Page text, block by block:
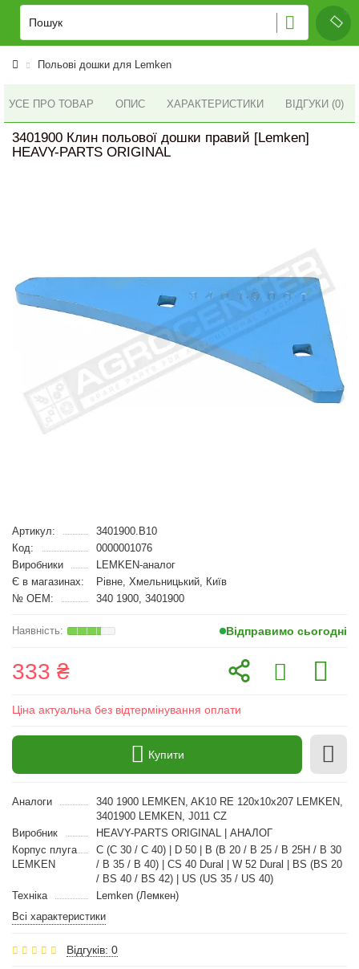
Польові дошки для Lemken
УСЕ ПРО ТОВАР ОПИС ХАРАКТЕРИСТИКИ ВІДГУКИ (0)
3401900 Клин польової дошки правий [Lemken]
HEAVY-PARTS ORIGINAL
Артикул:
3401900.B10
Код:
0000001076
Виробники
LEMKEN-аналог
Є в магазинах:
Рівне, Хмельницький, Київ
№ OEM:
340 1900, 3401900
Відправимо сьогодні
333 ₴
Ціна актуальна без відтермінування оплати
Купити
Аналоги
340 1900 LEMKEN, AK10 RE 120x10x207 LEMKEN,
3401900 LEMKEN, J011 CZ
Виробник
HEAVY-PARTS ORIGINAL | АНАЛОГ
Корпус плуга
LEMKEN
C (C 30 / C 40) | D 50 | B (B 20 / B 25 / B 25H / B 30
/ B 35 / B 40) | CS 40 Dural | W 52 Dural | BS (BS 20
/ BS 40 / BS 42) | US (US 35 / US 40)
Техніка
Lemken (Лемкен)
Всі характеристики
Відгуків: 0